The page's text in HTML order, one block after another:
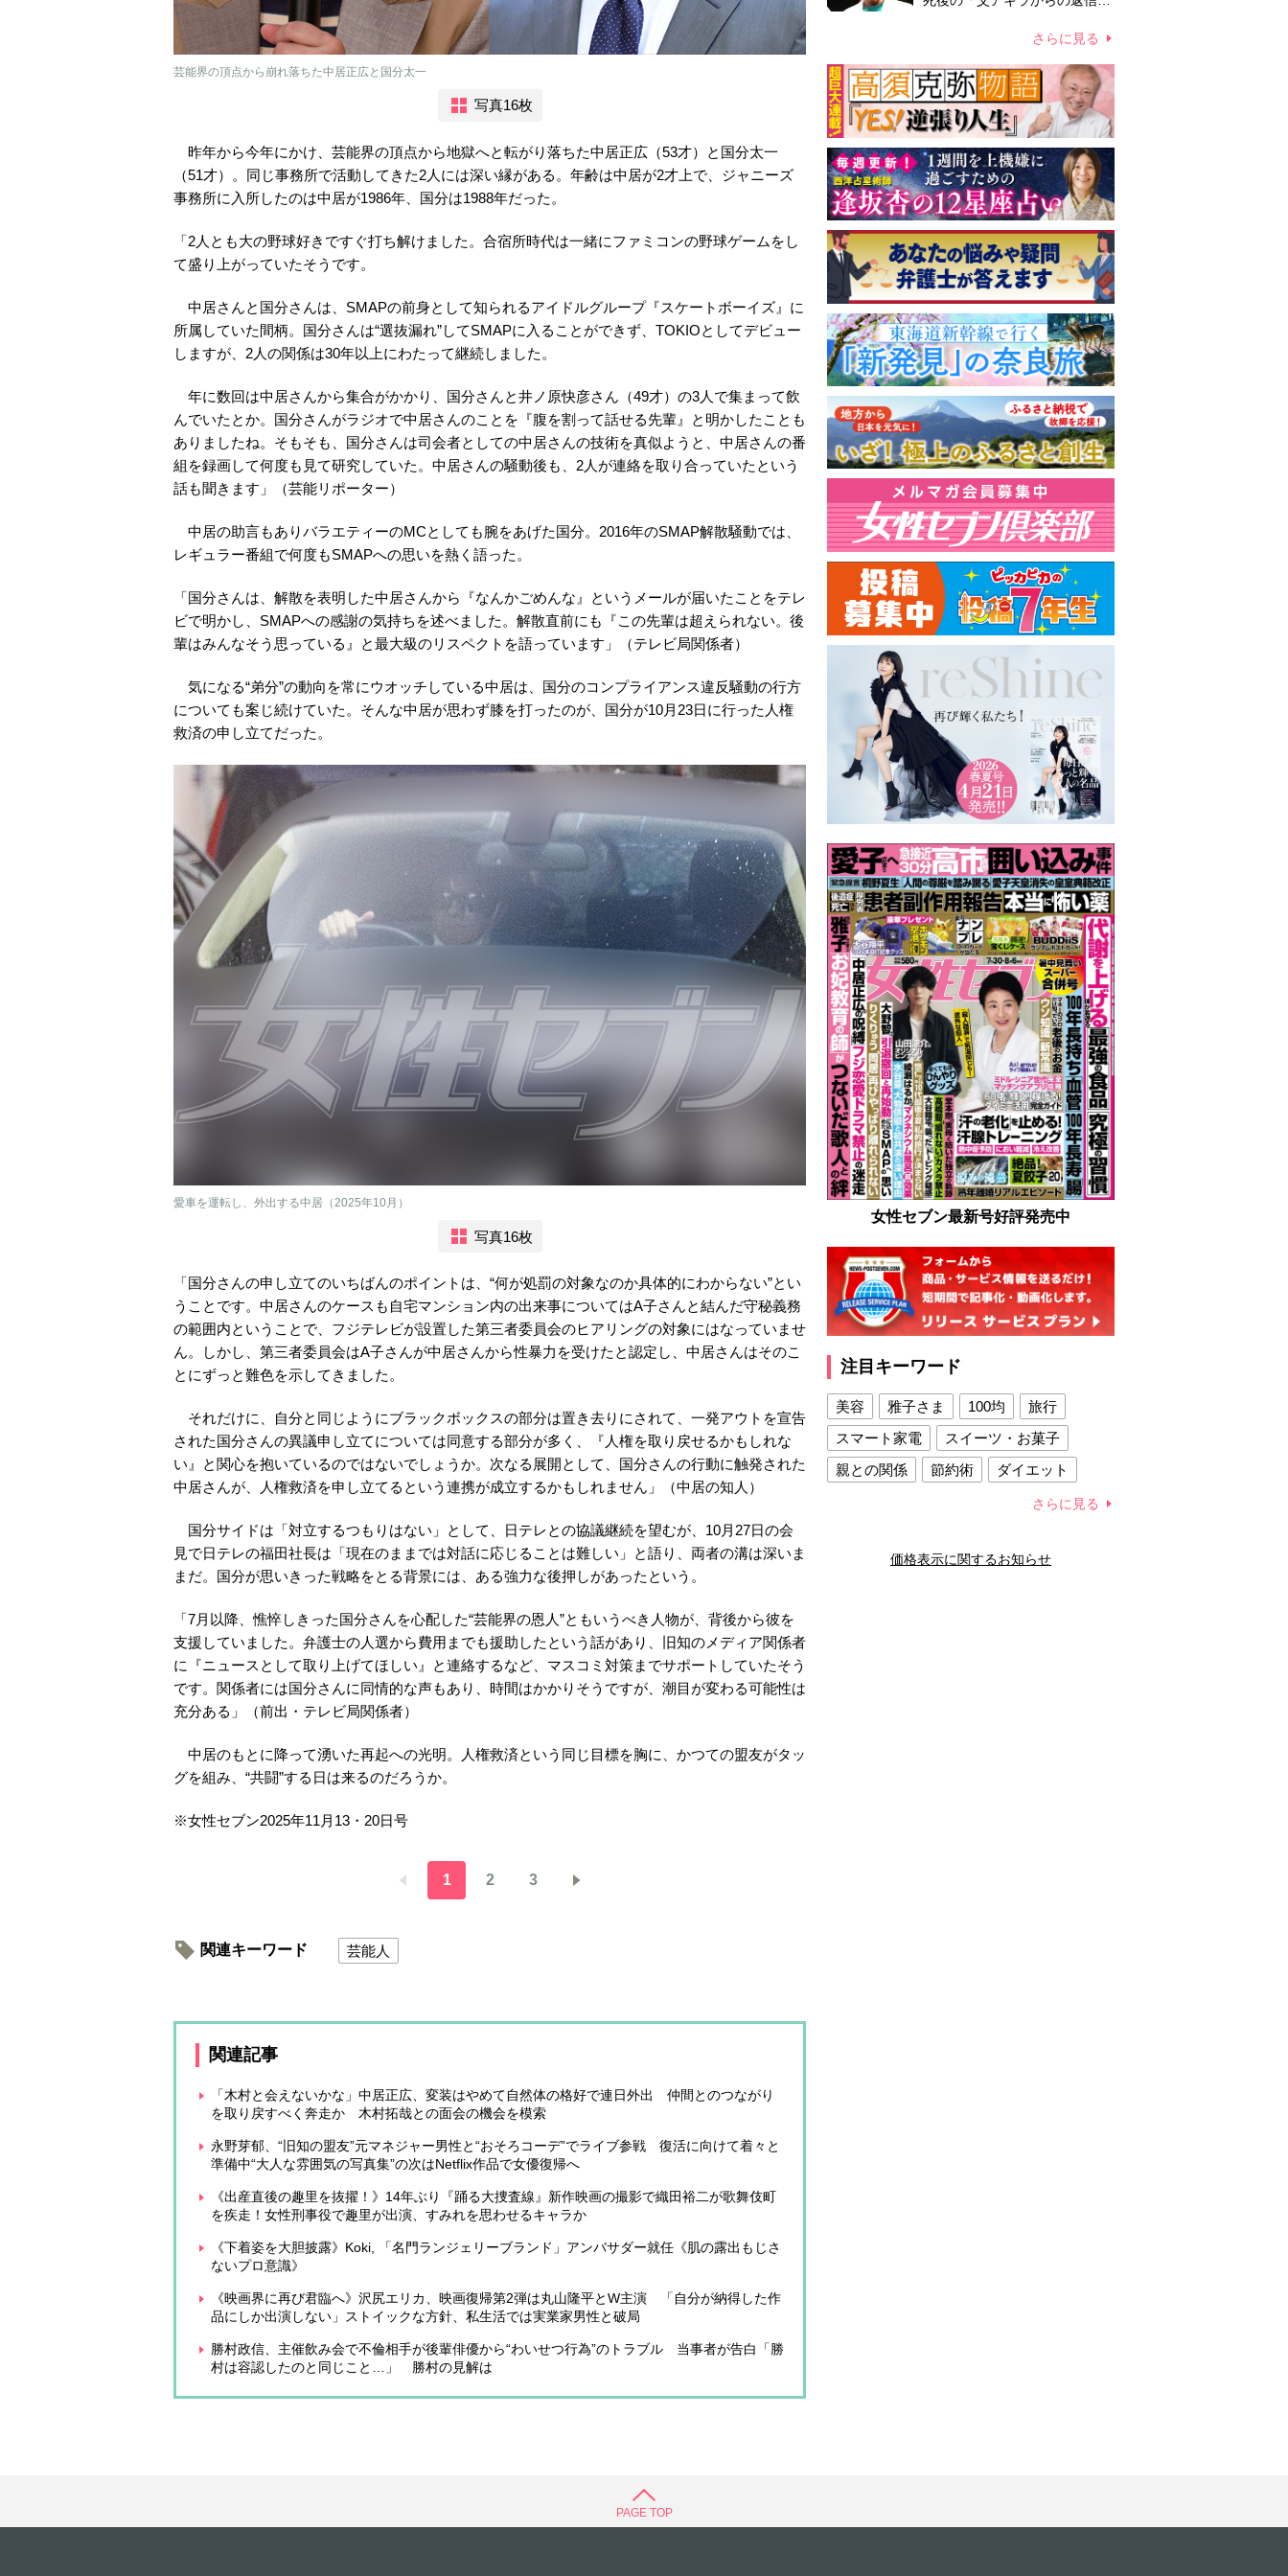
芸能界の頂点から崩れ落ちた中居正広と国分太一
写真16枚
昨年から今年にかけ、芸能界の頂点から地獄へと転がり落ちた中居正広（53才）と国分太一
（51才）。同じ事務所で活動してきた2人には深い縁がある。年齢は中居が2才上で、ジャニーズ
事務所に入所したのは中居が1986年、国分は1988年だった。
「2人とも大の野球好きですぐ打ち解けました。合宿所時代は一緒にファミコンの野球ゲームをし
て盛り上がっていたそうです。
中居さんと国分さんは、SMAPの前身として知られるアイドルグループ『スケートボーイズ』に
所属していた間柄。国分さんは“選抜漏れ”してSMAPに入ることができず、TOKIOとしてデビュー
しますが、2人の関係は30年以上にわたって継続しました。
年に数回は中居さんから集合がかかり、国分さんと井ノ原快彦さん（49才）の3人で集まって飲
んでいたとか。国分さんがラジオで中居さんのことを『腹を割って話せる先輩』と明かしたことも
ありましたね。そもそも、国分さんは司会者としての中居さんの技術を真似ようと、中居さんの番
組を録画して何度も見て研究していた。中居さんの騒動後も、2人が連絡を取り合っていたという
話も聞きます」（芸能リポーター）
中居の助言もありバラエティーのMCとしても腕をあげた国分。2016年のSMAP解散騒動では、
レギュラー番組で何度もSMAPへの思いを熱く語った。
「国分さんは、解散を表明した中居さんから『なんかごめんな』というメールが届いたことをテレ
ビで明かし、SMAPへの感謝の気持ちを述べました。解散直前にも『この先輩は超えられない。後
輩はみんなそう思っている』と最大級のリスペクトを語っています」（テレビ局関係者）
気になる“弟分”の動向を常にウオッチしている中居は、国分のコンプライアンス違反騒動の行方
についても案じ続けていた。そんな中居が思わず膝を打ったのが、国分が10月23日に行った人権
救済の申し立てだった。
愛車を運転し、外出する中居（2025年10月）
写真16枚
「国分さんの申し立てのいちばんのポイントは、“何が処罰の対象なのか具体的にわからない”とい
うことです。中居さんのケースも自宅マンション内の出来事についてはA子さんと結んだ守秘義務
の範囲内ということで、フジテレビが設置した第三者委員会のヒアリングの対象にはなっていませ
ん。しかし、第三者委員会はA子さんが中居さんから性暴力を受けたと認定し、中居さんはそのこ
とにずっと難色を示してきました。
それだけに、自分と同じようにブラックボックスの部分は置き去りにされて、一発アウトを宣告
された国分さんの異議申し立てについては同意する部分が多く、『人権を取り戻せるかもしれな
い』と関心を抱いているのではないでしょうか。次なる展開として、国分さんの行動に触発された
中居さんが、人権救済を申し立てるという連携が成立するかもしれません」（中居の知人）
国分サイドは「対立するつもりはない」として、日テレとの協議継続を望むが、10月27日の会
見で日テレの福田社長は「現在のままでは対話に応じることは難しい」と語り、両者の溝は深いま
まだ。国分が思いきった戦略をとる背景には、ある強力な後押しがあったという。
「7月以降、憔悴しきった国分さんを心配した“芸能界の恩人”ともいうべき人物が、背後から彼を
支援していました。弁護士の人選から費用までも援助したという話があり、旧知のメディア関係者
に『ニュースとして取り上げてほしい』と連絡するなど、マスコミ対策までサポートしていたそう
です。関係者には国分さんに同情的な声もあり、時間はかかりそうですが、潮目が変わる可能性は
充分ある」（前出・テレビ局関係者）
中居のもとに降って湧いた再起への光明。人権救済という同じ目標を胸に、かつての盟友がタッ
グを組み、“共闘”する日は来るのだろうか。
※女性セブン2025年11月 13 ・ 20日号
1 2 3
関連キーワード 芸能人
関連記事
「木村と会えないかな」中居正広、変装はやめて自然体の格好で連日外出 仲間とのつながり
を取り戻すべく奔走か 木村拓哉との面会の機会を模索
永野芽郁、“旧知の盟友”元マネジャー男性と“おそろコーデ”でライブ参戦 復活に向けて着々と
準備中“大人な雰囲気の写真集”の次はNetflix作品で女優復帰へ
《出産直後の趣里を抜擢！》14年ぶり『踊る大捜査線』新作映画の撮影で織田裕二が歌舞伎町
を疾走！女性刑事役で趣里が出演、すみれを思わせるキャラか
《下着姿を大胆披露》Koki, 「名門ランジェリーブランド」アンバサダー就任《肌の露出もじさ
ないプロ意識》
《映画界に再び君臨へ》沢尻エリカ、映画復帰第2弾は丸山隆平とW主演 「自分が納得した作
品にしか出演しない」ストイックな方針、私生活では実業家男性と破局
勝村政信、主催飲み会で不倫相手が後輩俳優から“わいせつ行為”のトラブル 当事者が告白「勝
村は容認したのと同じこと…」 勝村の見解は
さらに見る
女性セブン最新号好評発売中
注目キーワード
美容 雅子さま 100均
旅行
スマート家電
スイーツ・お菓子
親との関係
節約術
ダイエット
夫との関係
新津春子 どか食い
さらに見る
価格表示に関するお知らせ
PAGE TOP